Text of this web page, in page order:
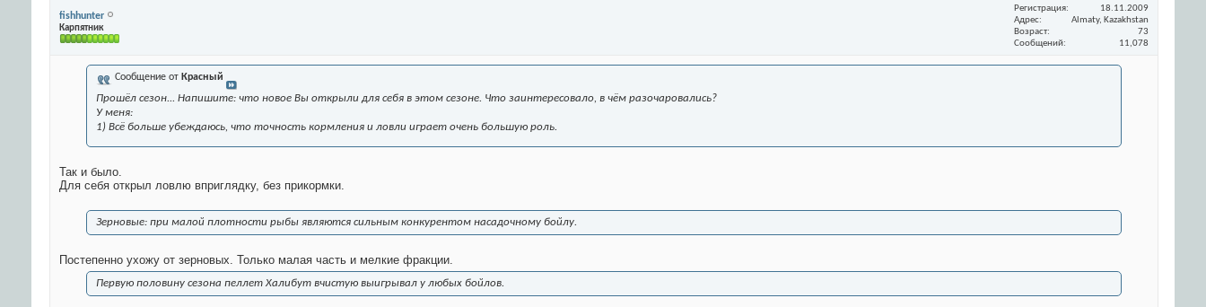
fishhunter
Карпятник
Регистрация
18.11.2009
Адрес
Almaty, Kazakhstan
Возраст
73
Сообщений
11,078
Сообщение от Красный
Прошёл сезон... Напишите: что новое Вы открыли для себя в этом сезоне. Что заинтересовало, в чём разочаровались?
У меня:
1) Всё больше убеждаюсь, что точность кормления и ловли играет очень большую роль.
Так и было.
Для себя открыл ловлю вприглядку, без прикормки.
Зерновые: при малой плотности рыбы являются сильным конкурентом насадочному бойлу.
Постепенно ухожу от зерновых. Только малая часть и мелкие фракции.
Первую половину сезона пеллет Халибут вчистую выигрывал у любых бойлов.